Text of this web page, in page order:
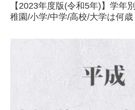
【2023年度版(令和5年)】学年
稚園/小学/中学/高校/大学は何歳